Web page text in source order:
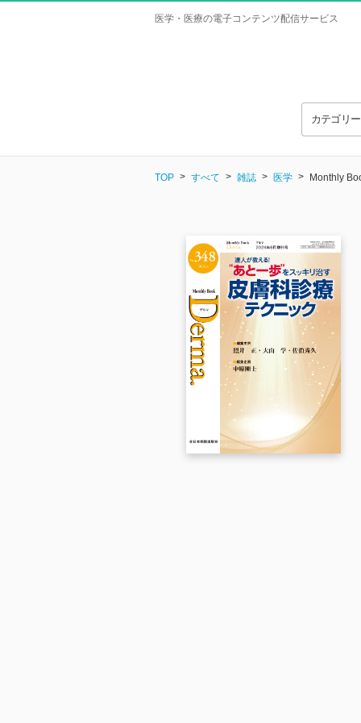
医学・医療の電子コンテンツ配信サービス
カテゴリ
TOP すべて 雑誌 医学 Monthly